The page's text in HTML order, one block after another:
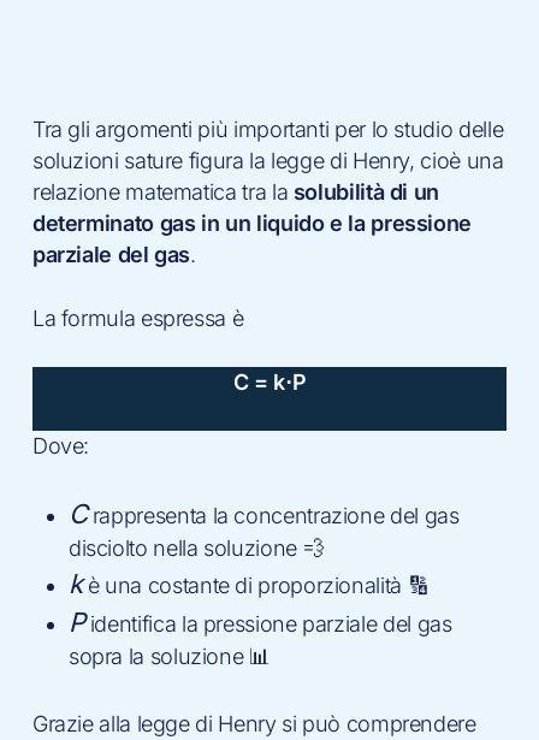
Tra gli argomenti più importanti per lo studio delle
soluzioni sature figura la legge di Henry, cioè una
relazione matematica tra la solubilità di un
determinato gas in un liquido e la pressione
parziale del gas.
La formula espressa è
C = k⋅P
Dove:
Crappresenta la concentrazione del gas
disciolto nella soluzione 💨
kè una costante di proporzionalità 🔢
Pidentifica la pressione parziale del gas
sopra la soluzione 📊
Grazie alla legge di Henry si può comprendere